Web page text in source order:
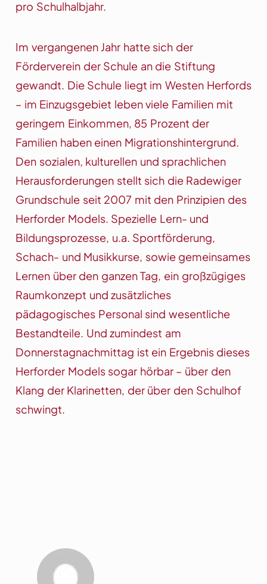
pro Schulhalbjahr.
Im vergangenen Jahr hatte sich der
Förderverein der Schule an die Stiftung
gewandt. Die Schule liegt im Westen Herfords
– im Einzugsgebiet leben viele Familien mit
geringem Einkommen, 85 Prozent der
Familien haben einen Migrationshintergrund.
Den sozialen, kulturellen und sprachlichen
Herausforderungen stellt sich die Radewiger
Grundschule seit 2007 mit den Prinzipien des
Herforder Models. Spezielle Lern- und
Bildungsprozesse, u.a. Sportförderung,
Schach- und Musikkurse, sowie gemeinsames
Lernen über den ganzen Tag, ein großzügiges
Raumkonzept und zusätzliches
pädagogisches Personal sind wesentliche
Bestandteile. Und zumindest am
Donnerstagnachmittag ist ein Ergebnis dieses
Herforder Models sogar hörbar – über den
Klang der Klarinetten, der über den Schulhof
schwingt.